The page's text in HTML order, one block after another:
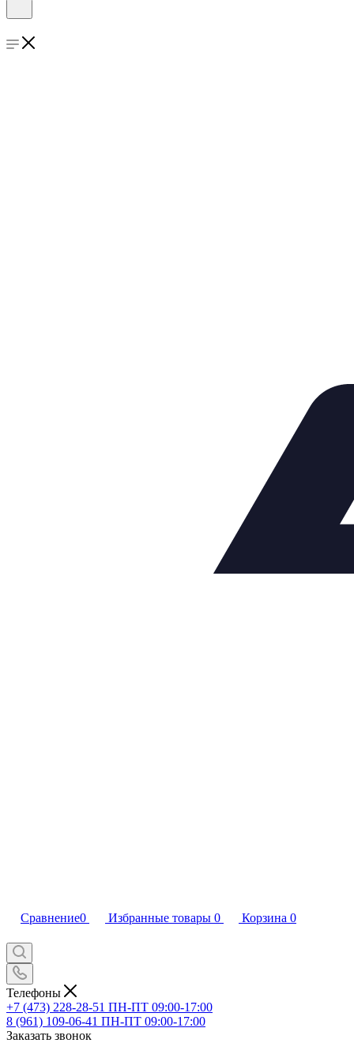
Сравнение0 Избранные товары 0 Корзина 0
Телефоны
+7 (473) 228-28-51 ПН-ПТ 09:00-17:00
8 (961) 109-06-41 ПН-ПТ 09:00-17:00
Заказать звонок